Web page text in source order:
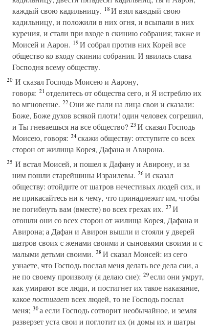
каждый свою кадильницу. 18И взял каждый свою
кадильницу, и положили в них огня, и всыпали в них
курения, и стали при входе в скинию собрания; также и
Моисей и Аарон. 19И собрал против них Корей все
общество ко входу скинии собрания. И явилась слава
Господня всему обществу.
20 И сказал Господь Моисею и Аарону,
говоря: 21отделитесь от общества сего, и Я истреблю их
во мгновение. 22Они же пали на лица свои и сказали:
Боже, Боже духов всякой плоти! один человек согрешил,
и Ты гневаешься на все общество? 23И сказал Господь
Моисею, говоря: 24скажи обществу: отступите со всех
сторон от жилища Корея, Дафана и Авирона.
25 И встал Моисей, и пошел к Дафану и Авирону, и за
ним пошли старейшины Израилевы. 26И сказал
обществу: отойдите от шатров нечестивых людей сих, и
не прикасайтесь ни к чему, что принадлежит им, чтобы
не погибнуть вам (вместе) во всех грехах их. 27И
отошли они со всех сторон от жилища Корея, Дафана и
Авирона; а Дафан и Авирон вышли и стояли у дверей
шатров своих с женами своими и сыновьями своими и с
малыми детьми своими. 28И сказал Моисей: из сего
узнаете, что Господь послал меня делать все дела сии, а
не по своему произволу (я делаю сие): 29если они умрут,
как умирают все люди, и постигнет их такое наказание,
какоепостигает всех людей, то не Господь послал
меня; 30а если Господь сотворит необычайное, и земля
разверзет уста свои и поглотит их (и домы их и шатры